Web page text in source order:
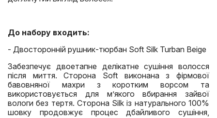
До набору входить:
- Двосторонній рушник-тюрбан Soft Silk Turban Beige
Забезпечує двоетапне делікатне сушіння волосся
після миття. Сторона Soft виконана з фірмової
бавовняної махри з коротким ворсом та
використовується для м’якого вбирання зайвої
вологи без тертя. Сторона Silk із натурального 100%
шовку продовжує процес дбайливого сушіння,